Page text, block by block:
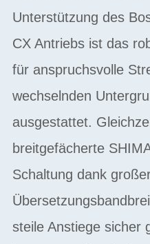
Unterstützung des
CX Antriebs ist das
für anspruchsvolle
wechselnden
ausgestattet.
breitgefächerte
Schaltung dank
steile Anstiege sicher